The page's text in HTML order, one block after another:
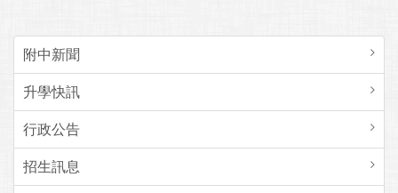
附中新聞
升學快訊
行政公告
招生訊息